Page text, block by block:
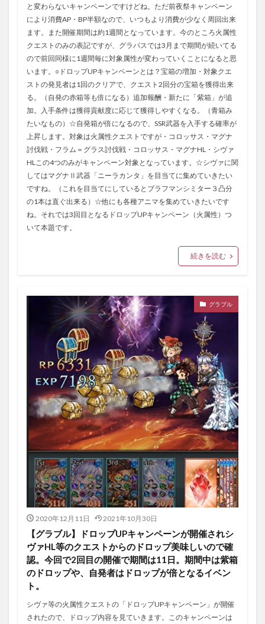
と変わらないキャンペーンですけどね。ただ前夜祭キャンペーン
により消費AP・BP半額なので、いつもより消費が少なく周回出来
ます。また開催期間は約1週間となっています。今のところ火属性
クエストのみの表記ですが、グラパスでは3月まで期間が続いてる
ので前回同様に1週間毎に対象属性が変わっていくことになると思
います。○ドロップUPキャンペーンとは？宝箱の増加・対象クエ
ストの発見者は1回のクリアで、クエスト2回分の宝箱を獲得出来
る。（自発の赤箱等も倍になる）追加報酬・新たに「紫箱」が追
加。入手条件は獲得貢献度に応じて獲得しやすくなる。（青箱み
たいなもの）☆自発箱が倍になるので、SSR武器を入手する確率が
上昇します。対象は火属性クエストですが・コロッサス・マグナ
討伐戦・フラム＝グラス討伐戦・コロッサス・マグナHL・シヴァ
HLこの4つのみがキャンペーン対象となっています。☆シヴァに関
してはマグナⅡ武器「ニーラカンタ」を目当てに集めていきたい
ですね。（これを目当てにしているとブラフマンシミター３凸分
の1本は直ぐ出来る）☆他にも各種アニマを集めていきたいです
ね。それでは3回目となるドロップUPキャンペーン（火属性）つ
いて本題です。
続きを読む
グラブル
2020年12月11日 2021年10月30日
【グラブル】ドロップUPキャンペーンが開催されシ
ヴァHL等のクエストからのドロップ美味しいので確
認。今回で2回目の開催で期間は11日。期間中は紫箱
のドロップや、自発者はドロップが倍となるイベン
ト。
シヴァ等の火属性クエストの「ドロップUPキャンペーン」が開催
されたので、ドロップ内容を見ていきます。このキャンペーンは